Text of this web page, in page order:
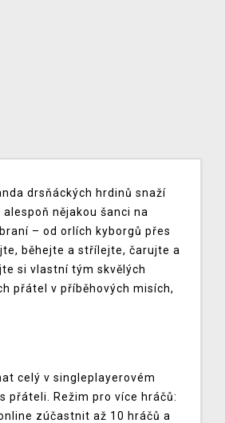
drsňáckých hrdinů snaží
nějakou šanci na
– od orlích kyborgů přes
běhejte a střílejte, čarujte a
si vlastní tým skvělých
přátel v příběhových misích,
celý v singleplayerovém
přáteli. Režim pro více hráčů:
zúčastnit až 10 hráčů a